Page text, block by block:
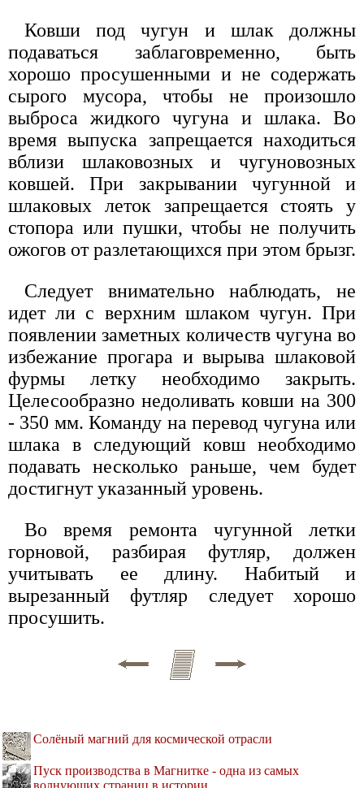
Ковши под чугун и шлак должны
подаваться заблаговременно, быть
хорошо просушенными и не содержать
сырого мусора, чтобы не произошло
выброса жидкого чугуна и шлака. Во
время выпуска запрещается находиться
вблизи шлаковозных и чугуновозных
ковшей. При закрывании чугунной и
шлаковых леток запрещается стоять у
стопора или пушки, чтобы не получить
ожогов от разлетающихся при этом брызг.
Следует внимательно наблюдать, не
идет ли с верхним шлаком чугун. При
появлении заметных количеств чугуна во
избежание прогара и вырыва шлаковой
фурмы летку необходимо закрыть.
Целесообразно недоливать ковши на 300
- 350 мм. Команду на перевод чугуна или
шлака в следующий ковш необходимо
подавать несколько раньше, чем будет
достигнут указанный уровень.
Во время ремонта чугунной летки
горновой, разбирая футляр, должен
учитывать ее длину. Набитый и
вырезанный футляр следует хорошо
просушить.
Солёный магний для космической отрасли
Пуск производства в Магнитке - одна из самых
волнующих страниц в истории